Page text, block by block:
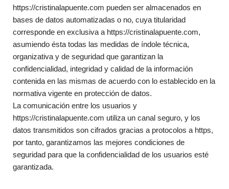
https://cristinalapuente.com pueden ser almacenados en
bases de datos automatizadas o no, cuya titularidad
corresponde en exclusiva a https://cristinalapuente.com,
asumiendo ésta todas las medidas de índole técnica,
organizativa y de seguridad que garantizan la
confidencialidad, integridad y calidad de la información
contenida en las mismas de acuerdo con lo establecido en la
normativa vigente en protección de datos.
La comunicación entre los usuarios y
https://cristinalapuente.com utiliza un canal seguro, y los
datos transmitidos son cifrados gracias a protocolos a https,
por tanto, garantizamos las mejores condiciones de
seguridad para que la confidencialidad de los usuarios esté
garantizada.